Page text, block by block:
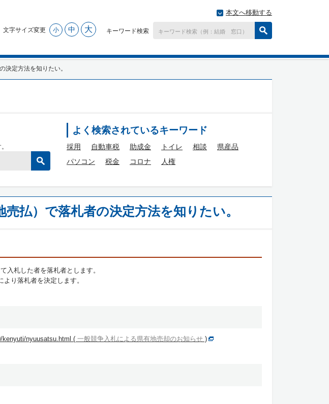
本文へ移動する
文字サイズ変更 小 中 大 キーワード検索
決定方法を知りたい。
よく検索されているキーワード
採用 自動車税 助成金 トイレ 相談
県産品
パソコン
税金 コロナ 人権
売払）で落札者の決定方法を知りたい。
入札した者を落札者とします。
り落札者を決定します。
kenyuti/nyuusatsu.html ( 一般競争入札による県有地売却のお知らせ )